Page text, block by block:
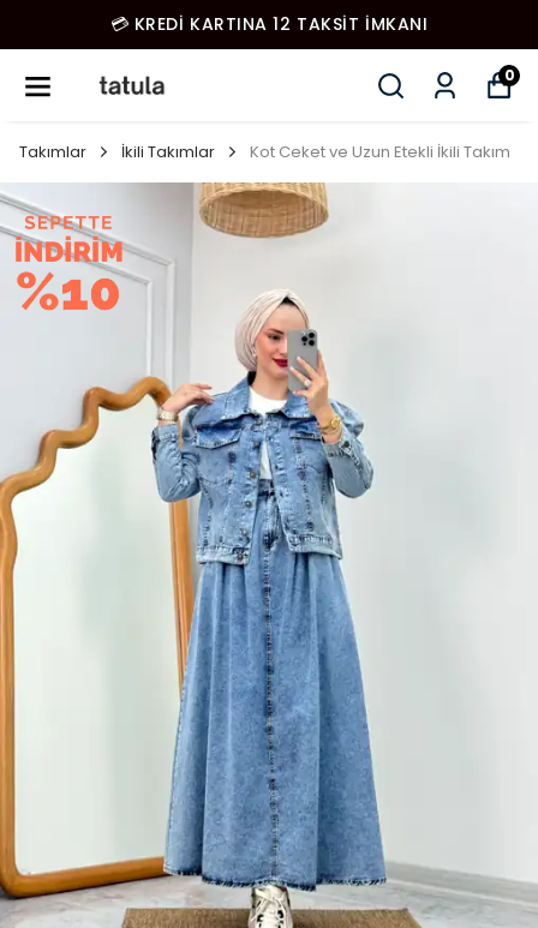
💳 KREDİ KARTINA 12 TAKSİT İMKANI
0
Takımlar İkili Takımlar Kot Ceket ve Uzun Etekli İkili Takım